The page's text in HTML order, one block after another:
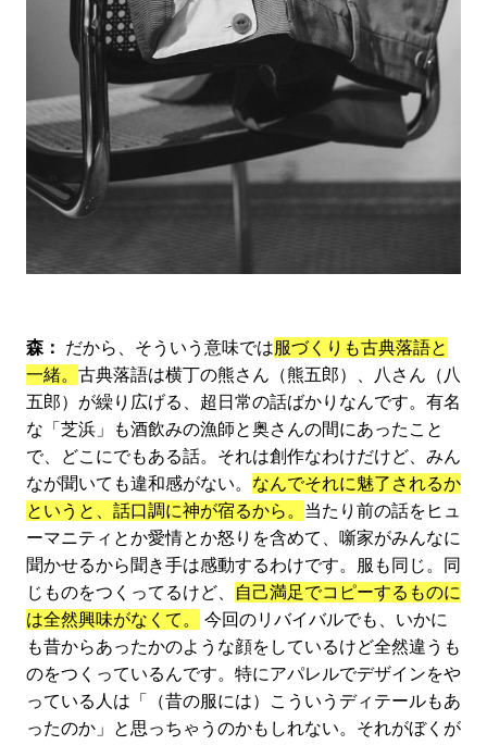
森： だから、そういう意味では服づくりも古典落語と
一緒。 古典落語は横丁の熊さん（熊五郎）、八さん（八
五郎）が繰り広げる、超日常の話ばかりなんです。有名
な「芝浜」も酒飲みの漁師と奥さんの間にあったこと
で、どこにでもある話。それは創作なわけだけど、みん
なが聞いても違和感がない。 なんでそれに魅了されるか
というと、話口調に神が宿るから。 当たり前の話をヒュ
ーマニティとか愛情とか怒りを含めて、噺家がみんなに
聞かせるから聞き手は感動するわけです。服も同じ。同
じものをつくってるけど、
自己満足でコピーするものに
は全然興味がなくて。
今回のリバイバルでも、いかに
も昔からあったかのような顔をしているけど全然違うも
のをつくっているんです。特にアパレルでデザインをや
っている人は「（昔の服には）こういうディテールもあ
ったのか」と思っちゃうのかもしれない。それがぼくが